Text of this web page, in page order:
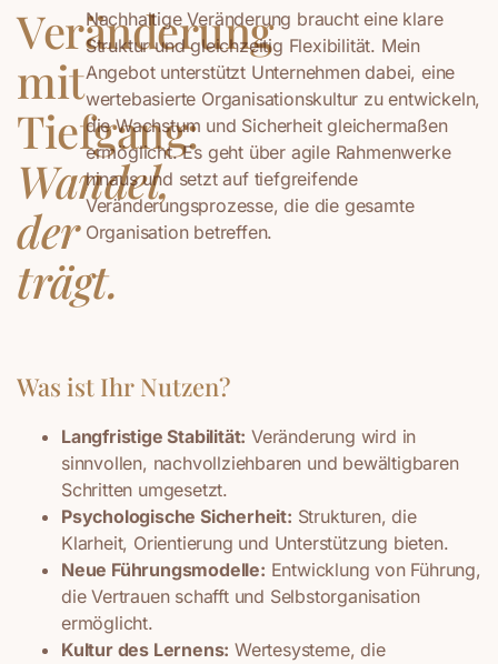
Veränderung
mit
Tiefgang:
Wandel,
der
trägt.
Nachhaltige Veränderung braucht eine klare
Struktur und gleichzeitig Flexibilität. Mein
Angebot unterstützt Unternehmen dabei, eine
wertebasierte Organisationskultur zu entwickeln,
die Wachstum und Sicherheit gleichermaßen
ermöglicht. Es geht über agile Rahmenwerke
hinaus und setzt auf tiefgreifende
Veränderungsprozesse, die die gesamte
Organisation betreffen.
Was ist Ihr Nutzen?
Langfristige Stabilität: Veränderung wird in
sinnvollen, nachvollziehbaren und bewältigbaren
Schritten umgesetzt.
Psychologische Sicherheit: Strukturen, die
Klarheit, Orientierung und Unterstützung bieten.
Neue Führungsmodelle: Entwicklung von Führung,
die Vertrauen schafft und Selbstorganisation
ermöglicht.
Kultur des Lernens: Wertesysteme, die